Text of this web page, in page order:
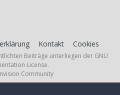
Kontakt Cookies
Beiträge unterliegen der GNU
License.
Community